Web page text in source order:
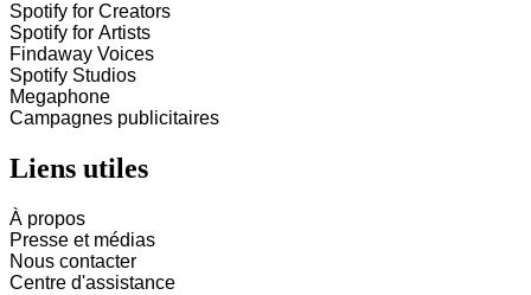
Spotify for Creators
Spotify for Artists
Findaway Voices
Spotify Studios
Megaphone
Campagnes publicitaires
Liens utiles
À propos
Presse et médias
Nous contacter
Centre d'assistance